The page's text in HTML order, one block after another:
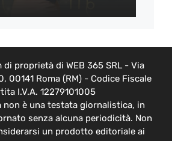
proprietà di WEB 365 SRL - Via
00141 Roma (RM) - Codice Fiscale
I.V.A. 12279101005
non è una testata giornalistica, in
senza alcuna periodicità. Non
un prodotto editoriale ai